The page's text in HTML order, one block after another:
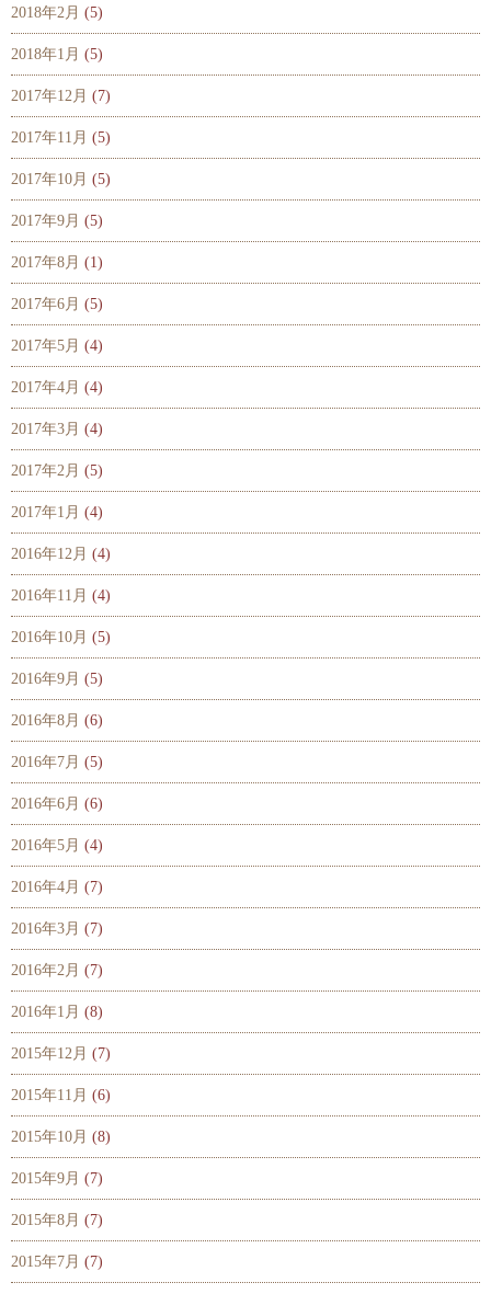
2018年2月 (5)
2018年1月 (5)
2017年12月 (7)
2017年11月 (5)
2017年10月 (5)
2017年9月 (5)
2017年8月 (1)
2017年6月 (5)
2017年5月 (4)
2017年4月 (4)
2017年3月 (4)
2017年2月 (5)
2017年1月 (4)
2016年12月 (4)
2016年11月 (4)
2016年10月 (5)
2016年9月 (5)
2016年8月 (6)
2016年7月 (5)
2016年6月 (6)
2016年5月 (4)
2016年4月 (7)
2016年3月 (7)
2016年2月 (7)
2016年1月 (8)
2015年12月 (7)
2015年11月 (6)
2015年10月 (8)
2015年9月 (7)
2015年8月 (7)
2015年7月 (7)